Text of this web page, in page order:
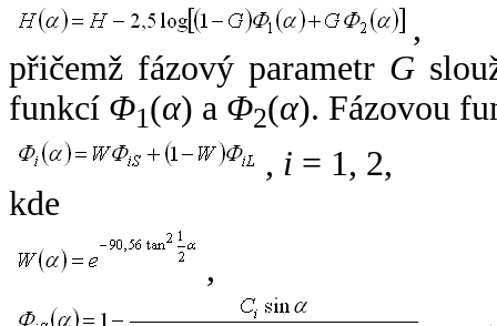
,
přičemž fázový parametr G
funkcí Φ1(α) a Φ2(α). Fázovou
, i = 1, 2,
kde
,